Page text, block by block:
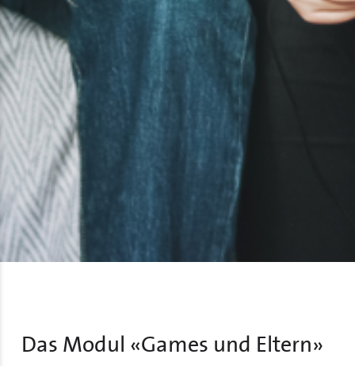
Das Modul «Games und Eltern»